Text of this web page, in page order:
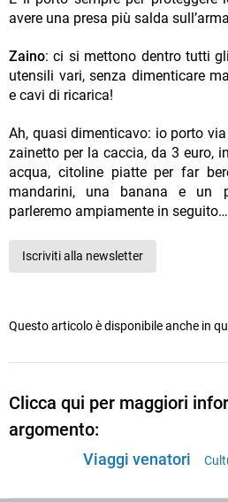
avere una presa più salda
Zaino: ci si mettono dentro tutti
utensili vari, senza dimenticare
e cavi di ricarica!
Ah, quasi dimenticavo: io porto
zainetto per la caccia, da 3 euro,
acqua, citoline piatte per far
mandarini, una banana e un
parleremo ampiamente in seguito…
Iscriviti alla newsletter
Questo articolo è disponibile anche in
Clicca qui per maggiori
argomento:
Viaggi venatori